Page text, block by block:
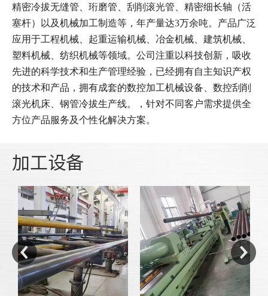
精密冷拔无缝管、珩磨管、刮削滚光管、精密细长轴（活
塞杆）以及机械加工制造等，年产量达3万余吨。产品广泛
应用于工程机械、起重运输机械、冶金机械、建筑机械、
塑料机械、纺织机械等领域。公司注重以科技创新，吸收
先进的科学技术和生产管理经验，已经拥有自主知识产权
的技术和产品，拥有成套的数控加工机械设备、数控刮削
滚光机床、钢管冷拔生产线。，针对不同客户需求提供全
方位产品服务及个性化解决方案。
加工设备